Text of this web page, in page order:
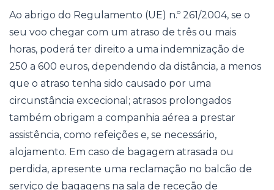
Ao abrigo do Regulamento (UE) n.º 261/2004, se o
seu voo chegar com um atraso de três ou mais
horas, poderá ter direito a uma indemnização de
250 a 600 euros, dependendo da distância, a menos
que o atraso tenha sido causado por uma
circunstância excecional; atrasos prolongados
também obrigam a companhia aérea a prestar
assistência, como refeições e, se necessário,
alojamento. Em caso de bagagem atrasada ou
perdida, apresente uma reclamação no balcão de
serviço de bagagens na sala de receção de